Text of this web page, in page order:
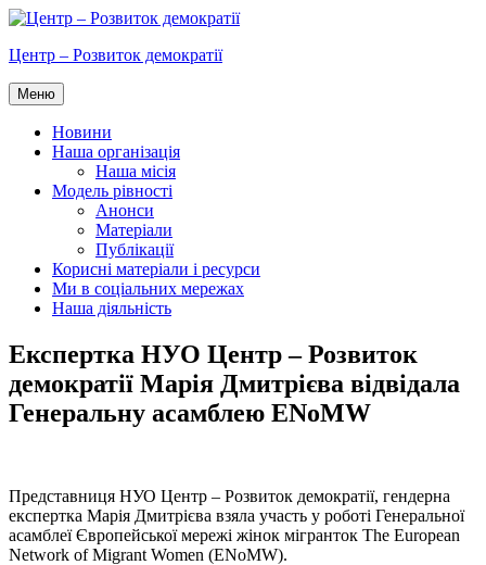
Перейти
вмісту
Центр – Розвиток демократії
Меню
Новини
Наша організація
Наша місія
Модель рівності
Анонси
Матеріали
Публікації
Корисні матеріали і ресурси
Ми в соціальних мережах
Наша діяльність
Експертка НУО Центр – Розвиток
демократії Марія Дмитрієва відвідала
Генеральну асамблею ENoMW
Представниця НУО Центр – Розвиток демократії, гендерна
експертка Марія Дмитрієва взяла участь у роботі Генеральної
асамблеї Європейської мережі жінок мігранток The European
Network of Migrant Women (ENoMW).